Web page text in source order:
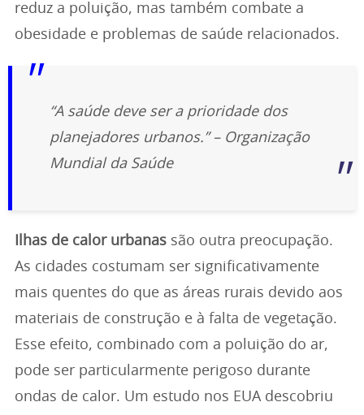
reduz a poluição, mas também combate a
obesidade e problemas de saúde relacionados.
“A saúde deve ser a prioridade dos
planejadores urbanos.” – Organização
Mundial da Saúde
Ilhas de calor urbanas são outra preocupação.
As cidades costumam ser significativamente
mais quentes do que as áreas rurais devido aos
materiais de construção e à falta de vegetação.
Esse efeito, combinado com a poluição do ar,
pode ser particularmente perigoso durante
ondas de calor. Um estudo nos EUA descobriu